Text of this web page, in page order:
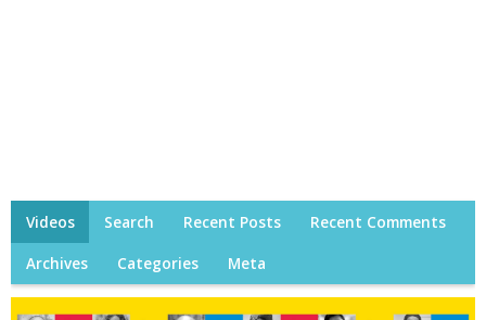
Videos Search Recent Posts Recent Comments
Archives Categories Meta